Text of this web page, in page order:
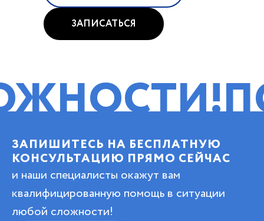
ЗАПИСАТЬСЯ
ЗАПИШИТЕСЬ НА БЕСПЛАТНУЮ
КОНСУЛЬТАЦИЮ ПРЯМО СЕЙЧАС
и наши специалисты окажут вам
квалифицированную помощь в ситуации
любой сложности!